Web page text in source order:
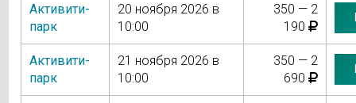
Активити-
парк
20 ноября 2026 в
10:00
350 — 2
190
Активити-
парк
21 ноября 2026 в
10:00
350 — 2
690